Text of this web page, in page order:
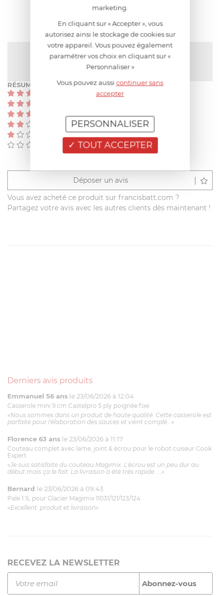
AVIS CLIENT
NOTE MOYENNE
Pas encore de note
RÉSUMÉ
Déposer un avis
Vous avez acheté ce produit sur francisbatt.com ?
Partagez votre avis avec les autres clients dès maintenant !
Derniers avis produits
Emmanuel 56 ans le 23/06/2026 à 12:04
Casserole mini 9 cm Castelpro 5 ply poignée fixe
«Nous sommes dans un produit de haute qualité. Cette casserole est
parfaite pour l'élaboration des sauces et vient complé...»
Florence 63 ans le 23/06/2026 à 11:17
Couteau complet avec lame, joint & écrou pour le robot cuiseur Cook
Expert
«Je suis satisfaite du couteau Magimix. L'écrou est un peu dur au
début mais ça le fait. La livraison a été très rapide. ...»
Bernard le 23/06/2026 à 09:43
Pale 1.1L pour Glacier Magimix 11031/121/123/124
«Excellent: produit et livraison»
RECEVEZ LA NEWSLETTER
marketing.
En cliquant sur « Accepter », vous
autorisez ainsi le stockage de cookies sur
votre appareil. Vous pouvez également
paramétrer vos choix en cliquant sur «
Personnaliser »
Vous pouvez aussicontinuer sans
accepter
TOUT ACCEPTER
PERSONNALISER